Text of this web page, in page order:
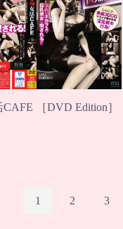
［DVD Edition］
1 2 3